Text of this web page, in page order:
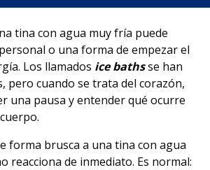
tina con agua muy fría puede
o una forma de empezar el
Los llamados ice bathsse han
pero cuando se trata del corazón,
una pausa y entender qué ocurre
forma brusca a una tina con agua
reacciona de inmediato. Es normal: